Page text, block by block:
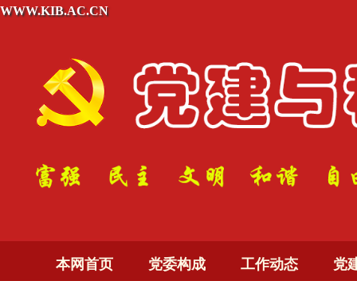
WWW.KIB.AC.CN
本网首页 党委构成 工作动态 党